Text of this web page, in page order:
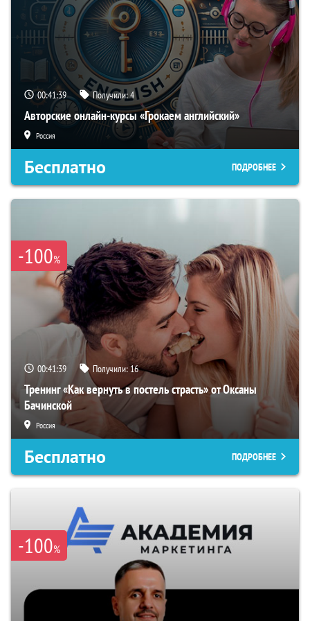
00:41:38 Получили:4
Авторские онлайн-курсы «Грокаем английский»
Россия
Бесплатно ПОДРОБНЕЕ
-100%
00:41:38 Получили:16
Тренинг «Как вернуть в постель страсть» от Оксаны
Бачинской
Россия
Бесплатно ПОДРОБНЕЕ
-100%